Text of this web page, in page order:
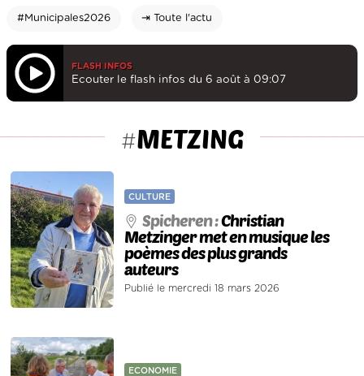
#Municipales2026 ⇥ Toute l'actu
FLASH INFOS
Ecouter le flash infos du 6 août à 09:07
#METZING
CULTURE
Spicheren :Christian
Metzinger met en musique les
poèmes des plus grands
auteurs
Publié le mercredi 18 mars 2026
ECONOMIE